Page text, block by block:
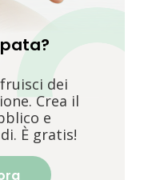
dei
Crea il
e
È gratis!